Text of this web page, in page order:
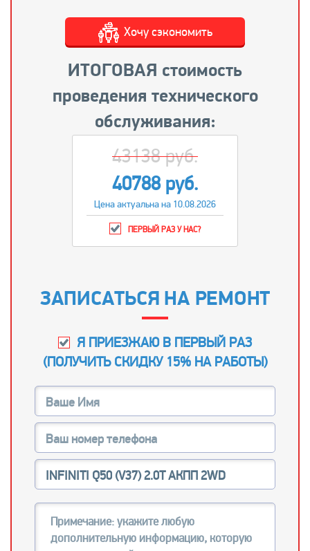
ИТОГОВАЯ стоимость
проведения технического
обслуживания:
Хочу сэкономить
43138 руб.
40788 руб.
Цена актуальна на 10.08.2026
ПЕРВЫЙ РАЗ У НАС?
ЗАПИСАТЬСЯ НА РЕМОНТ
Я ПРИЕЗЖАЮ В ПЕРВЫЙ РАЗ
(ПОЛУЧИТЬ СКИДКУ 15% НА РАБОТЫ)